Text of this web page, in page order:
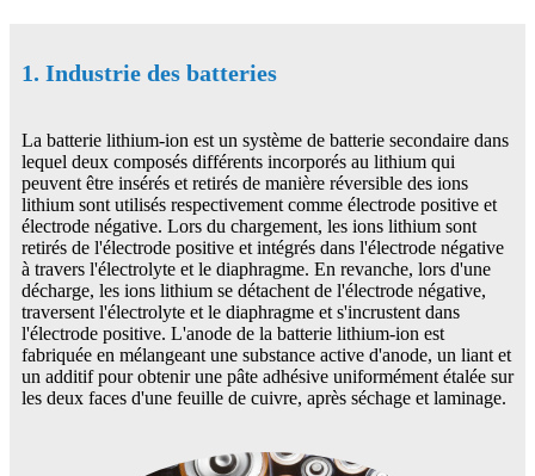
1. Industrie des batteries
La batterie lithium-ion est un système de batterie secondaire dans
lequel deux composés différents incorporés au lithium qui
peuvent être insérés et retirés de manière réversible des ions
lithium sont utilisés respectivement comme électrode positive et
électrode négative. Lors du chargement, les ions lithium sont
retirés de l'électrode positive et intégrés dans l'électrode négative
à travers l'électrolyte et le diaphragme. En revanche, lors d'une
décharge, les ions lithium se détachent de l'électrode négative,
traversent l'électrolyte et le diaphragme et s'incrustent dans
l'électrode positive. L'anode de la batterie lithium-ion est
fabriquée en mélangeant une substance active d'anode, un liant et
un additif pour obtenir une pâte adhésive uniformément étalée sur
les deux faces d'une feuille de cuivre, après séchage et laminage.